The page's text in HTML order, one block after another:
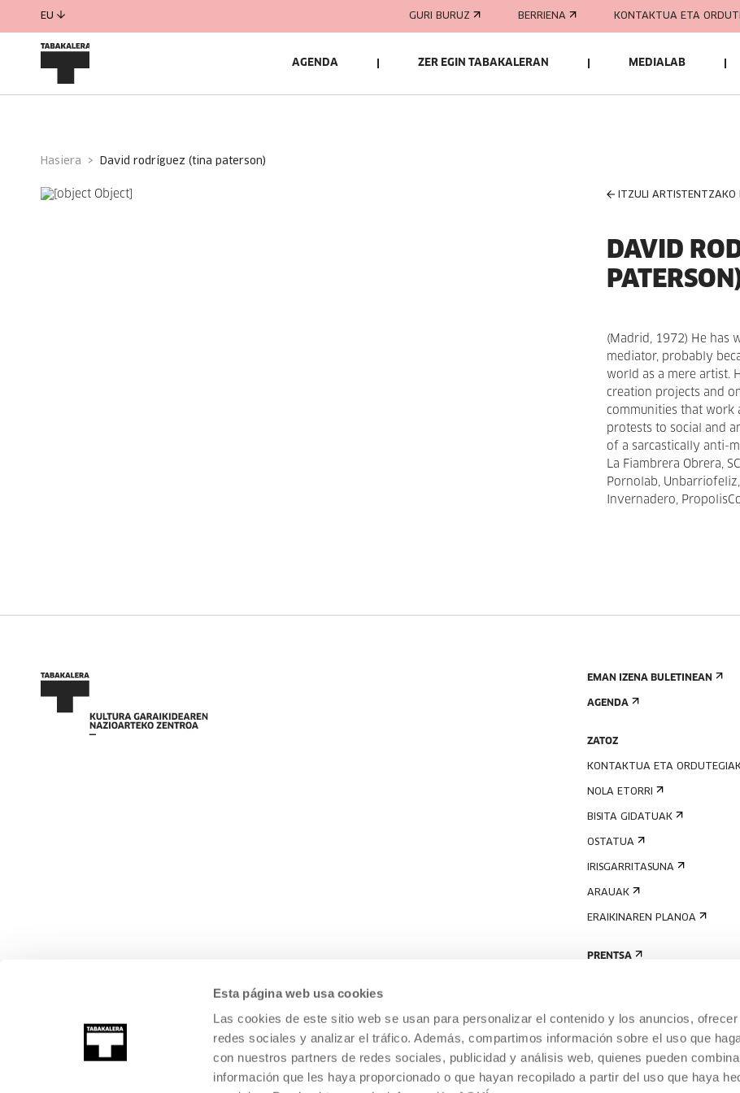
Esta página web usa cookies
Las cookies de este sitio web se usan para personalizar el contenido y los anuncios,
redes sociales y analizar el tráfico. Además, compartimos información sobre el uso que
con nuestros partners de redes sociales, publicidad y análisis web, quienes pueden
información que les haya proporcionado o que hayan recopilado a partir del uso que haya
EU GURI BURUZ BERRIENA KONTAKTUA ETA
AGENDA ZER EGIN TABAKALERAN MEDIALAB
Hasiera david rodríguez (tina paterson)
ITZULI
DAVID
(Madrid, 1972) He has
mediator, probably
world as a mere artist.
creation projects and
communities that work
protests to social and
of a sarcastically anti-
La Fiambrera Obrera,
Pornolab,
Invernadero,
EMAN IZENA BULETINEAN
AGENDA
ZATOZ
KONTAKTUA ETA
NOLA ETORRI
BISITA GIDATUAK
OSTATUA
IRISGARRITASUNA
ARAUAK
ERAIKINAREN PLANOA
PRENTSA